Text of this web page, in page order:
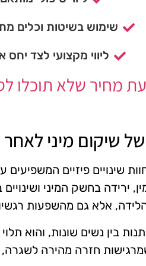
שימוש בשיטות וכלים
ליווי מקצועי לצד יחס
מחיר שלא תוכלו
שיקום מיני
שינויים פיזיים המשפיעים
ירידה בחשק המיני
הלידה, אלא גם מהשפעות
בין נשים שונות, והוא
חזרה מהירה